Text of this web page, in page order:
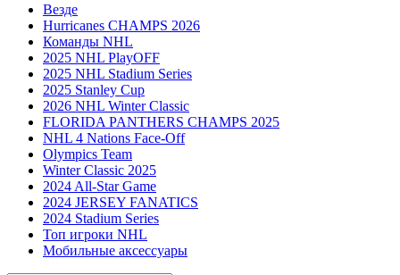
Везде
Hurricanes CHAMPS 2026
Команды NHL
2025 NHL PlayOFF
2025 NHL Stadium Series
2025 Stanley Cup
2026 NHL Winter Classic
FLORIDA PANTHERS CHAMPS 2025
NHL 4 Nations Face-Off
Olympics Team
Winter Classic 2025
2024 All-Star Game
2024 JERSEY FANATICS
2024 Stadium Series
Топ игроки NHL
Мобильные аксессуары